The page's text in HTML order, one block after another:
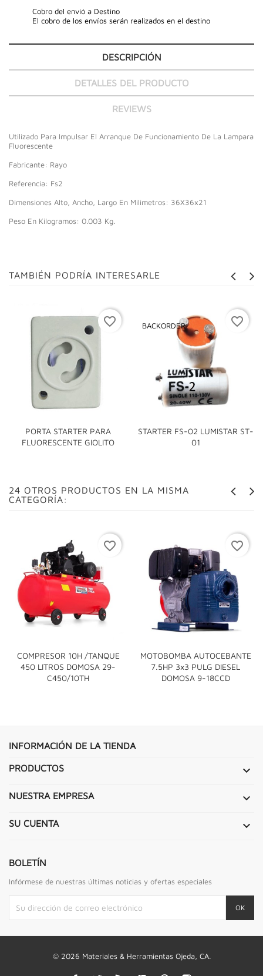
Cobro del envió a Destino
El cobro de los envíos serán realizados en el destino
DESCRIPCIÓN
DETALLES DEL PRODUCTO
REVIEWS
Utilizado Para Impulsar El Arranque De Funcionamiento De La Lampara
Fluorescente
Fabricante: Rayo
Referencia: Fs2
Dimensiones Alto, Ancho, Largo En Milimetros: 36X36x21
Peso En Kilogramos: 0.003 Kg.
TAMBIÉN PODRÍA INTERESARLE
PORTA STARTER PARA
FLUORESCENTE GIOLITO
favorite_border
STARTER FS-02 LUMISTAR ST-
01
BACKORDER favorite_border
24 OTROS PRODUCTOS EN LA MISMA
CATEGORÍA:
COMPRESOR 10H /TANQUE
450 LITROS DOMOSA 29-
C450/10TH
favorite_border
MOTOBOMBA AUTOCEBANTE
7.5HP 3x3 PULG DIESEL
DOMOSA 9-18CCD
favorite_border
INFORMACIÓN DE LA TIENDA
PRODUCTOS 
NUESTRA EMPRESA 
SU CUENTA 
BOLETÍN
Infórmese de nuestras últimas noticias y ofertas especiales
© 2026 Materiales & Herramientas Ojeda, CA.